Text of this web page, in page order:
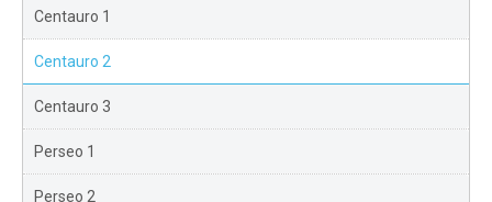
Centauro 1
Centauro 2
Centauro 3
Perseo 1
Perseo 2